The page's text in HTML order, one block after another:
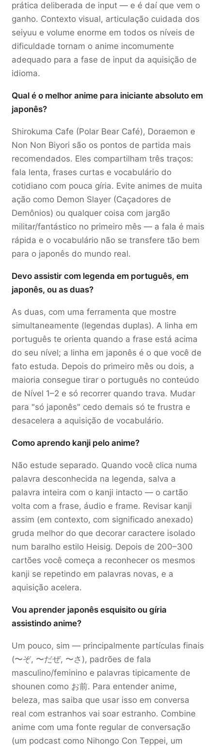
prática deliberada de input — e é daí que vem o
ganho. Contexto visual, articulação cuidada dos
seiyuu e volume enorme em todos os níveis de
dificuldade tornam o anime incomumente
adequado para a fase de input da aquisição de
idioma.
Qual é o melhor anime para iniciante absoluto em
japonês?
Shirokuma Cafe (Polar Bear Café), Doraemon e
Non Non Biyori são os pontos de partida mais
recomendados. Eles compartilham três traços:
fala lenta, frases curtas e vocabulário do
cotidiano com pouca gíria. Evite animes de muita
ação como Demon Slayer (Caçadores de
Demônios) ou qualquer coisa com jargão
militar/fantástico no primeiro mês — a fala é mais
rápida e o vocabulário não se transfere tão bem
para o japonês do mundo real.
Devo assistir com legenda em português, em
japonês, ou as duas?
As duas, com uma ferramenta que mostre
simultaneamente (legendas duplas). A linha em
português te orienta quando a frase está acima
do seu nível; a linha em japonês é o que você de
fato estuda. Depois do primeiro mês ou dois, a
maioria consegue tirar o português no conteúdo
de Nível 1–2 e só recorrer quando trava. Mudar
para "só japonês" cedo demais só te frustra e
desacelera a aquisição de vocabulário.
Como aprendo kanji pelo anime?
Não estude separado. Quando você clica numa
palavra desconhecida na legenda, salva a
palavra inteira com o kanji intacto — o cartão
volta com a frase, áudio e frame. Revisar kanji
assim (em contexto, com significado anexado)
gruda melhor do que decorar caractere isolado
num baralho estilo Heisig. Depois de 200–300
cartões você começa a reconhecer os mesmos
kanji se repetindo em palavras novas, e a
aquisição acelera.
Vou aprender japonês esquisito ou gíria
assistindo anime?
Um pouco, sim — principalmente partículas finais
(〜ぞ, 〜だぜ, 〜さ ), padrões de fala
masculino/feminino e palavras tipicamente de
shounen como お前. Para entender anime,
beleza, mas saiba que usar isso em conversa
real com estranhos vai soar estranho. Combine
anime com uma fonte regular de conversação
(um podcast como Nihongo Con Teppei, um